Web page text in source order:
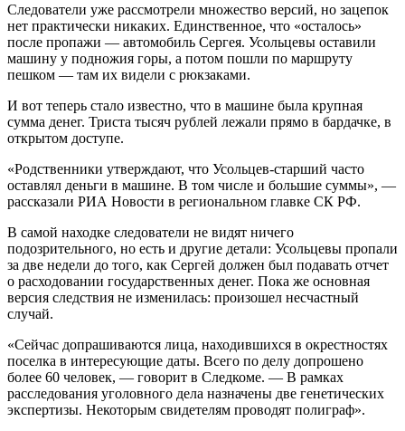
Следователи уже рассмотрели множество версий, но зацепок
нет практически никаких. Единственное, что «осталось»
после пропажи — автомобиль Сергея. Усольцевы оставили
машину у подножия горы, а потом пошли по маршруту
пешком — там их видели с рюкзаками.
И вот теперь стало известно, что в машине была крупная
сумма денег. Триста тысяч рублей лежали прямо в бардачке, в
открытом доступе.
«Родственники утверждают, что Усольцев-старший часто
оставлял деньги в машине. В том числе и большие суммы», —
рассказали РИА Новости в региональном главке СК РФ.
В самой находке следователи не видят ничего
подозрительного, но есть и другие детали: Усольцевы пропали
за две недели до того, как Сергей должен был подавать отчет
о расходовании государственных денег. Пока же основная
версия следствия не изменилась: произошел несчастный
случай.
«Сейчас допрашиваются лица, находившихся в окрестностях
поселка в интересующие даты. Всего по делу допрошено
более 60 человек, — говорит в Следкоме. — В рамках
расследования уголовного дела назначены две генетических
экспертизы. Некоторым свидетелям проводят полиграф».